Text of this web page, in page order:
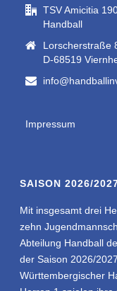
TSV Amicitia
Handball
Lorscherstraße
D-68519
Impressum
SAISON 2026/
Mit insgesamt drei
zehn
Abteilung Handball
der Saison 2026/
Württembergischer